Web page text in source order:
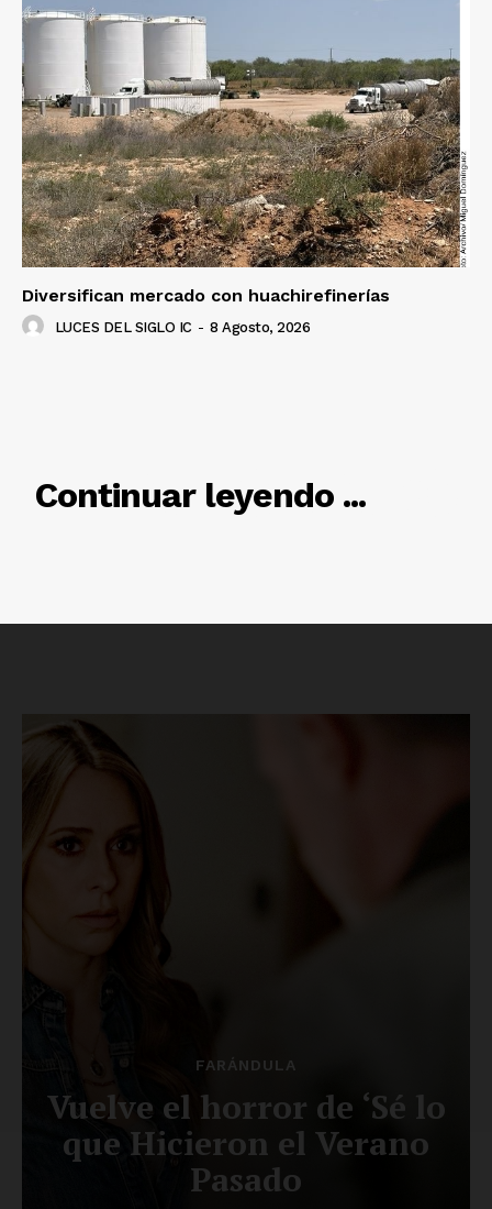
Diversifican mercado con huachirefinerías
LUCES DEL SIGLO IC - 8 Agosto, 2026
Continuar leyendo ...
RELACIONADO